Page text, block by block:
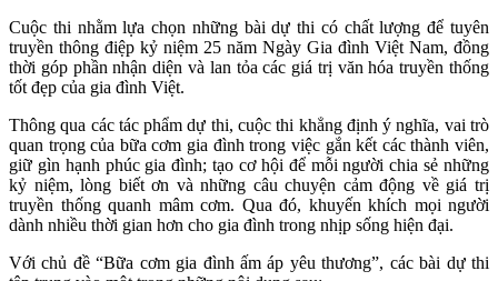
Cuộc thi nhằm lựa chọn những bài dự thi có chất lượng để tuyên
truyền thông điệp kỷ niệm 25 năm Ngày Gia đình Việt Nam, đồng
thời góp phần nhận diện và lan tỏa các giá trị văn hóa truyền thống
tốt đẹp của gia đình Việt.
Thông qua các tác phẩm dự thi, cuộc thi khẳng định ý nghĩa, vai trò
quan trọng của bữa cơm gia đình trong việc gắn kết các thành viên,
giữ gìn hạnh phúc gia đình; tạo cơ hội để mỗi người chia sẻ những
kỷ niệm, lòng biết ơn và những câu chuyện cảm động về giá trị
truyền thống quanh mâm cơm. Qua đó, khuyến khích mọi người
dành nhiều thời gian hơn cho gia đình trong nhịp sống hiện đại.
Với chủ đề “Bữa cơm gia đình ấm áp yêu thương”, các bài dự thi